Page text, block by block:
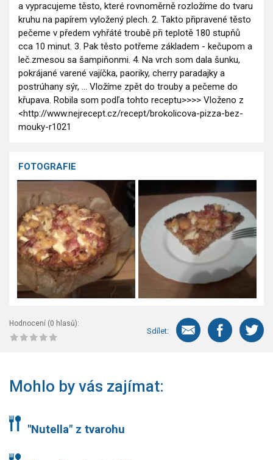
a vypracujeme těsto, které rovnoměrně rozložíme do tvaru
kruhu na papírem vyložený plech. 2. Takto připravené těsto
pečeme v předem vyhřáté troubě při teplotě 180 stupňů
cca 10 minut. 3. Pak těsto potřeme základem - kečupom a
leč.zmesou sa šampiňonmi. 4. Na vrch som dala šunku,
pokrájané varené vajíčka, paoriky, cherry paradajky a
postrúhany sýr, ... Vložíme zpět do trouby a pečeme do
křupava. Robila som podľa tohto receptu>>>> Vloženo z
<http://www.nejrecept.cz/recept/brokolicova-pizza-bez-
mouky-r1021
FOTOGRAFIE
Hodnocení (0 hlasů):
Sdílet:
Mohlo by vás zajímat:
"Nutella" z tvarohu